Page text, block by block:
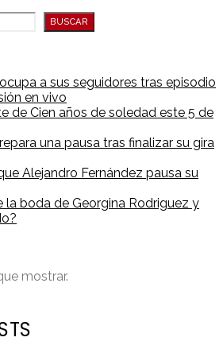
BUSCAR
a sus seguidores tras episodio
en vivo
de Cien años de soledad este 5 de
una pausa tras finalizar su gira
Alejandro Fernández pausa su
la boda de Georgina Rodriguez y
mostrar.